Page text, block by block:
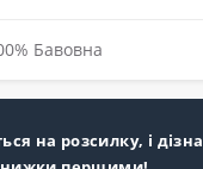
Бавовна
на розсилку, і